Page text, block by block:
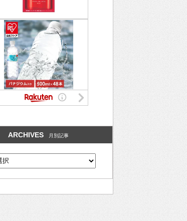
ARCHIVES 月別記事